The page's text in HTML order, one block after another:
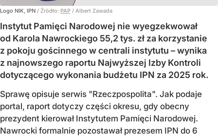
Logo NIK, IPN / Źródło: PAP / Albert Zawada
Instytut Pamięci Narodowej nie wyegzekwował
od Karola Nawrockiego 55,2 tys. zł za korzystanie
z pokoju gościnnego w centrali instytutu – wynika
z najnowszego raportu Najwyższej Izby Kontroli
dotyczącego wykonania budżetu IPN za 2025 rok.
Sprawę opisuje serwis "Rzeczpospolita". Jak podaje
portal, raport dotyczy części okresu, gdy obecny
prezydent kierował Instytutem Pamięci Narodowej.
Nawrocki formalnie pozostawał prezesem IPN do 6